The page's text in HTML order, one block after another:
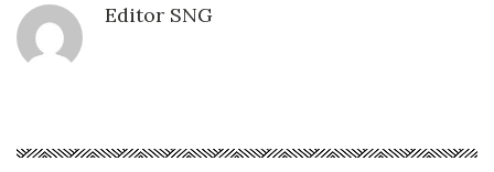
Editor SNG